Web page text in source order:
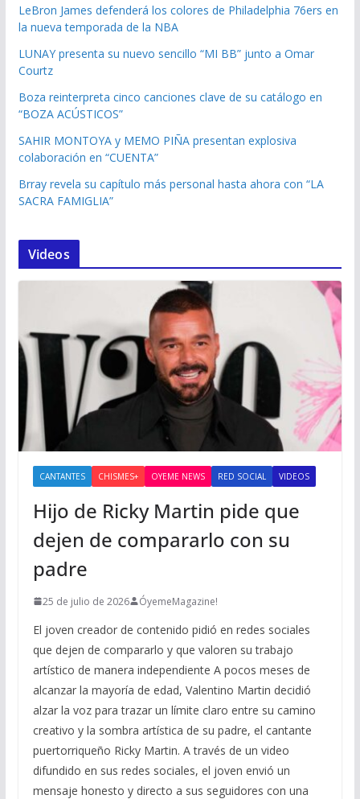
LeBron James defenderá los colores de Philadelphia 76ers en
la nueva temporada de la NBA
LUNAY presenta su nuevo sencillo “MI BB” junto a Omar
Courtz
Boza reinterpreta cinco canciones clave de su catálogo en
“BOZA ACÚSTICOS”
SAHIR MONTOYA y MEMO PIÑA presentan explosiva
colaboración en “CUENTA”
Brray revela su capítulo más personal hasta ahora con “LA
SACRA FAMIGLIA”
Videos
CANTANTES CHISMES+ OYEME NEWS RED SOCIAL VIDEOS
Hijo de Ricky Martin pide que
dejen de compararlo con su
padre
25 de julio de 2026 ÓyemeMagazine!
El joven creador de contenido pidió en redes sociales
que dejen de compararlo y que valoren su trabajo
artístico de manera independiente A pocos meses de
alcanzar la mayoría de edad, Valentino Martin decidió
alzar la voz para trazar un límite claro entre su camino
creativo y la sombra artística de su padre, el cantante
puertorriqueño Ricky Martin. A través de un video
difundido en sus redes sociales, el joven envió un
mensaje honesto y directo a sus seguidores con una